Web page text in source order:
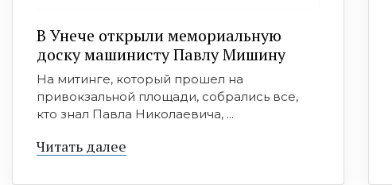
В Унече открыли мемориальную
доску машинисту Павлу Мишину
На митинге, который прошел на
привокзальной площади, собрались все,
кто знал Павла Николаевича, ...
Читать далее